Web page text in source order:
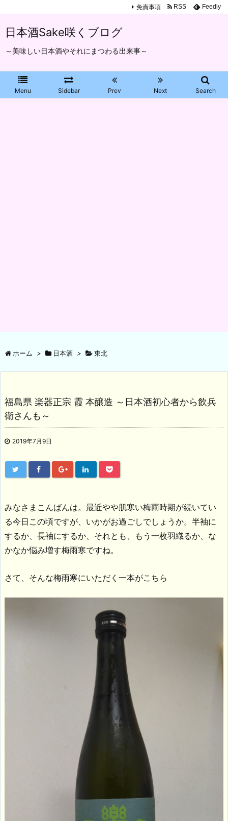
日本酒Sake咲くブログ
～美味しい日本酒やそれにまつわる出来事～
Menu Sidebar Prev Next Search
免責事項 RSS Feedly
ホーム > 日本酒 > 東北
福島県 楽器正宗 霞 本醸造 ～日本酒初心者から飲兵
衛さんも～
2019年7月9日
みなさまこんばんは。最近やや肌寒い梅雨時期が続いてい
る今日この頃ですが、いかがお過ごしでしょうか。半袖に
するか、長袖にするか、それとも、もう一枚羽織るか、な
かなか悩み増す梅雨寒ですね。
さて、そんな梅雨寒にいただく一本がこちら